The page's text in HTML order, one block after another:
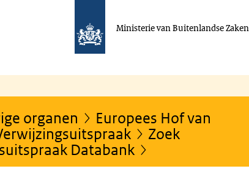
Ministerie van Buitenlandse Zaken
organen
Europees Hof van
Zoek
Databank